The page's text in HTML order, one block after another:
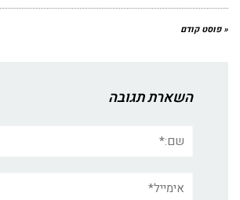
« פוסט קודם
השארת תגובה